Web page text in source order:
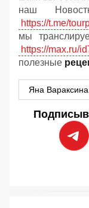
наш
https://t.me/
мы
https://max.ru/
полезные
Яна Вараксина